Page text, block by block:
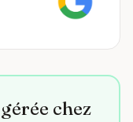
chez